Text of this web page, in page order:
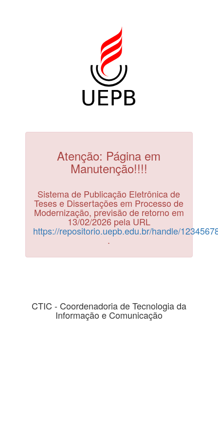
Atenção: Página em
Manutenção!!!!
Sistema de Publicação Eletrônica de
Teses e Dissertações em Processo de
Modernização, previsão de retorno em
13/02/2026 pela URL
https://repositorio.uepb.edu.br/handle/
.
CTIC - Coordenadoria de Tecnologia da
Informação e Comunicação